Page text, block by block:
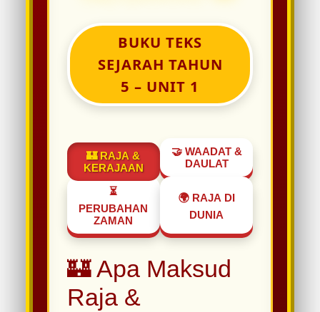
BUKU TEKS
SEJARAH TAHUN
5 – UNIT 1
🏰 RAJA &
KERAJAAN
🤝 WAADAT &
DAULAT
⏳
PERUBAHAN
ZAMAN
🌍 RAJA DI
DUNIA
🏰 Apa Maksud
Raja &